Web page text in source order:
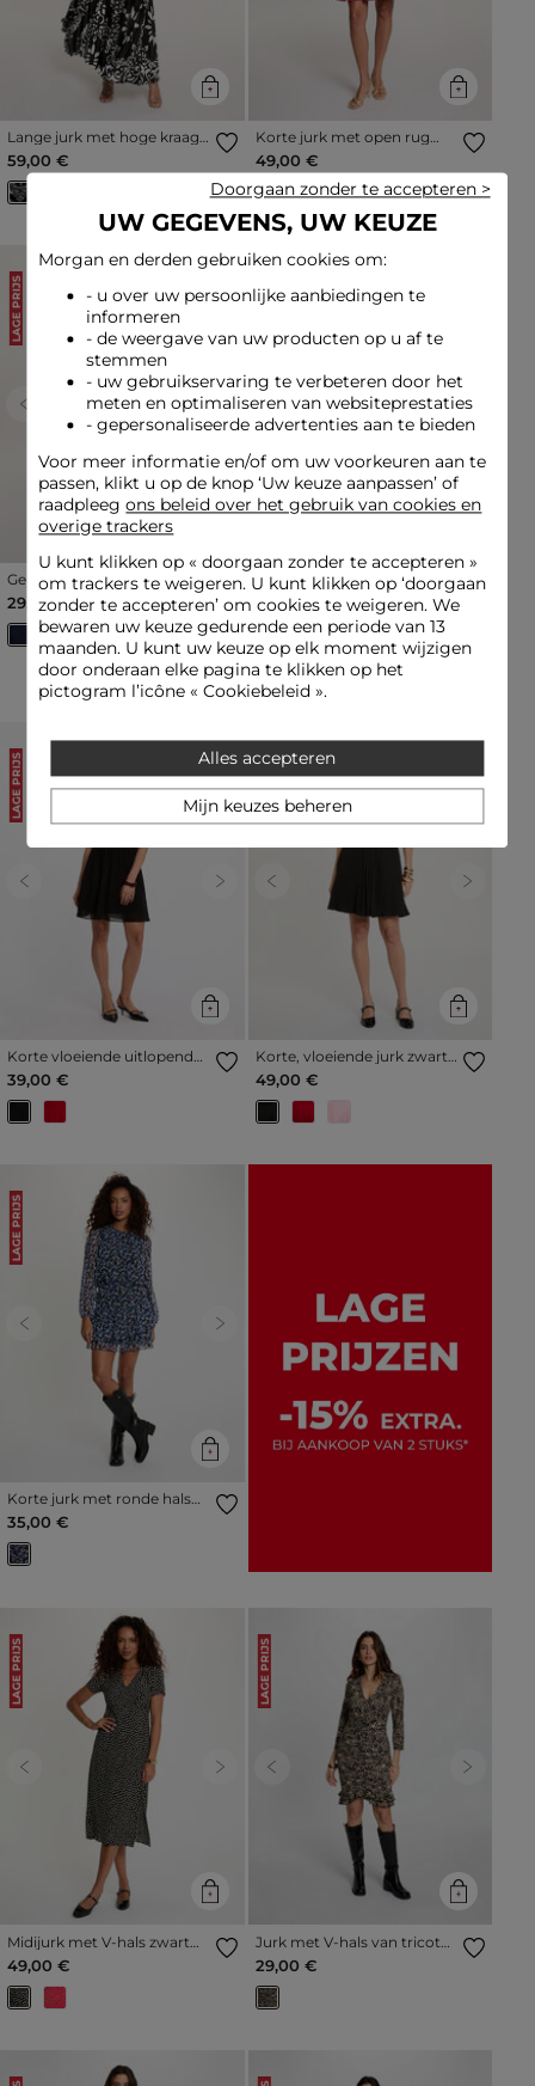
Lange jurk met hoge kraag
meerkleurig vrouw
59,00 €
Korte jurk met open rug
framboosroze vrouw
49,00 €
LAGE PRIJS
Previous Next
Gebreide jurk met ronde
hals marineblauw vrouw
29,00 €
LAGE PRIJS
Previous Next
Korte kanten trapeze jurk
rood vrouw
49,00 €
Topverkopen
LAGE PRIJS
Previous Next
Korte vloeiende uitlopende
jurk zwart vrouw
39,00 €
LAGE PRIJS
Previous Next
Korte, vloeiende jurk zwart
vrouw
49,00 €
LAGE PRIJS
Previous Next
Korte jurk met ronde hals
meerkleurig vrouw
35,00 €
LAGE PRIJS
Previous Next
Midijurk met V-hals zwart
vrouw
49,00 €
LAGE PRIJS
Previous Next
Jurk met V-hals van tricot
meerkleurig vrouw
29,00 €
UW GEGEVENS, UW KEUZE
Morgan en derden gebruiken cookies om:
- u over uw persoonlijke aanbiedingen te
informeren
- de weergave van uw producten op u af te
stemmen
- uw gebruikservaring te verbeteren door het
meten en optimaliseren van websiteprestaties
- gepersonaliseerde advertenties aan te bieden
Voor meer informatie en/of om uw voorkeuren aan te
passen, klikt u op de knop ‘Uw keuze aanpassen’ of
raadpleegons beleid over het gebruik van cookies en
overige trackers
U kunt klikken op « doorgaan zonder te accepteren»
om trackers te weigeren. U kunt klikken op ‘doorgaan
zonder te accepteren’ om cookies te weigeren. We
bewaren uw keuze gedurende een periode van 13
maanden. U kunt uw keuze op elk moment wijzigen
door onderaan elke pagina te klikken op het
pictogram l’icône « Cookiebeleid ».
Alles accepteren
Doorgaan zonder te accepteren >
Mijn keuzes beheren